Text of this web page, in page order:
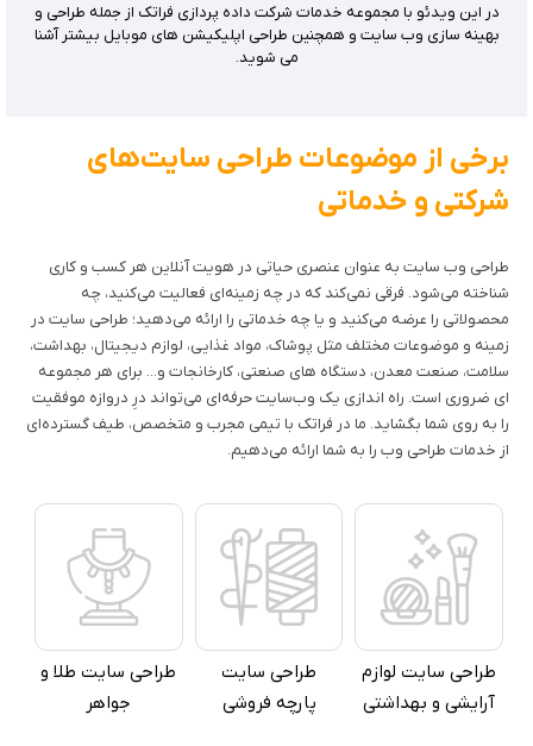
در این ویدئو با مجموعه خدمات شرکت داده پردازی فراتک از جمله طراحی و
بهینه سازی وب سایت و همچنین طراحی اپلیکیشن های موبایل بیشتر آشنا
می شوید.
برخی از موضوعات طراحی سایت‌های
شرکتی و خدماتی
طراحی وب سایت به عنوان عنصری حیاتی در هویت آنلاین هر کسب و کاری
شناخته می‌شود. فرقی نمی‌کند که در چه زمینه‌ای فعالیت می‌کنید، چه
محصولاتی را عرضه می‌کنید و یا چه خدماتی را ارائه می‌دهید؛ طراحی سایت‌ در
زمینه و موضوعات مختلف مثل پوشاک، مواد غذایی، لوازم دیجیتال، بهداشت،
سلامت، صنعت معدن، دستگاه های صنعتی، کارخانجات و... برای هر مجموعه
ای ضروری است. راه اندازی یک وب‌سایت حرفه‌ای می‌تواند درِ دروازه موفقیت
را به روی شما بگشاید. ما در فراتک با تیمی مجرب و متخصص، طیف گسترده‌ای
از خدمات طراحی وب را به شما ارائه می‌دهیم.
طراحی سایت لوازم
آرایشی و بهداشتی
طراحی سایت
پارچه فروشی
طراحی سایت طلا و
جواهر